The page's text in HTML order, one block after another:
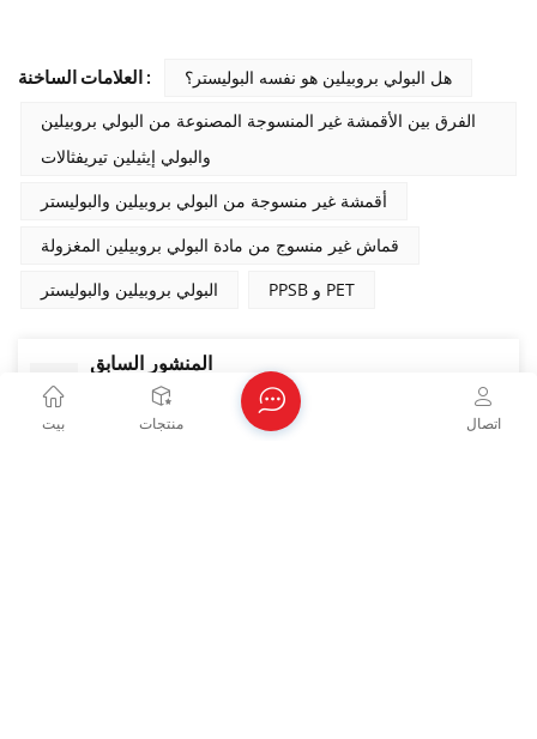
العلامات الساخنة :
هل البولي بروبيلين هو نفسه البوليستر؟
الفرق بين الأقمشة غير المنسوجة المصنوعة من البولي بروبيلين
والبولي إيثيلين تيريفثالات
أقمشة غير منسوجة من البولي بروبيلين والبوليستر
قماش غير منسوج من مادة البولي بروبيلين المغزولة
البولي بروبيلين والبوليستر
PPSB و PET
المنشور السابق
سبعة أنواع من الأقمشة غير المنسوجة وتقنيات معالجتها
وتصنيعها
بيت منتجات اتصال